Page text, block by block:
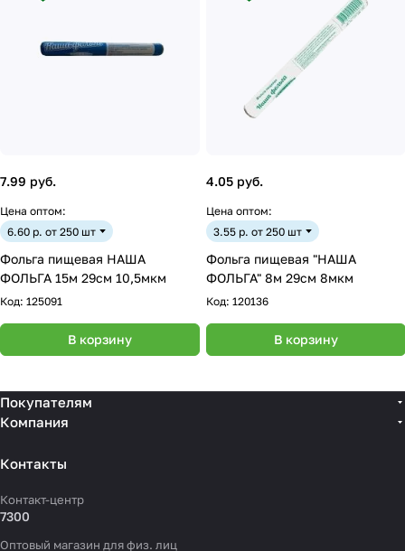
7.99 руб.
Цена оптом:
6.60 р. от 250 шт
Фольга пищевая НАША
ФОЛЬГА 15м 29см 10,5мкм
Код: 125091
В корзину
4.05 руб.
Цена оптом:
3.55 р. от 250 шт
Фольга пищевая "НАША
ФОЛЬГА" 8м 29см 8мкм
Код: 120136
В корзину
Покупателям
Компания
Контакты
Контакт-центр
7300
Оптовый магазин для физ. лиц